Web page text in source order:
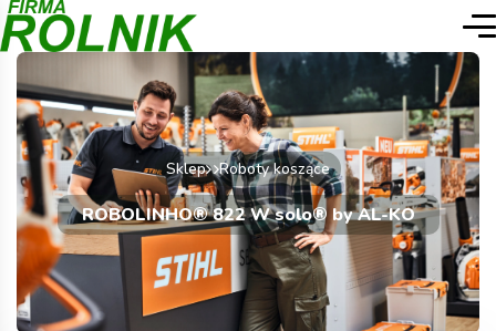
Sklep Roboty koszące
ROBOLINHO® 822 W solo® by AL-KO